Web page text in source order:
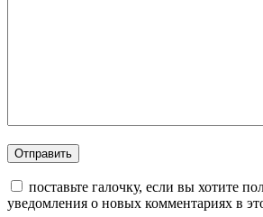
поставьте галочку, если вы хотите
уведомления о новых комментариях в